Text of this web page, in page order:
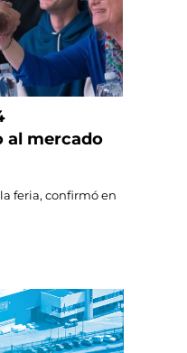
al mercado
feria, confirmó en